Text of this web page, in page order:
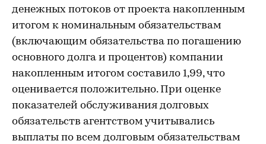
денежных потоков от проекта накопленным
итогом к номинальным обязательствам
(включающим обязательства по погашению
основного долга и процентов) компании
накопленным итогом составило 1,99, что
оценивается положительно. При оценке
показателей обслуживания долговых
обязательств агентством учитывались
выплаты по всем долговым обязательствам